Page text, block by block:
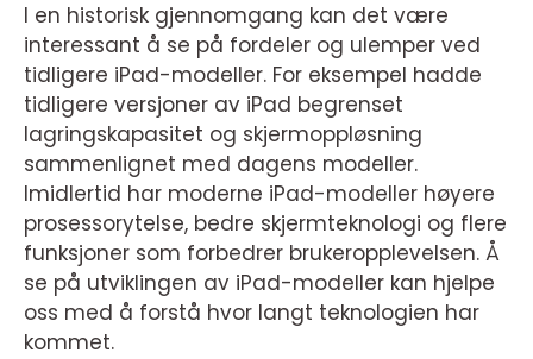
I en historisk gjennomgang kan det være
interessant å se på fordeler og ulemper ved
tidligere iPad-modeller. For eksempel hadde
tidligere versjoner av iPad begrenset
lagringskapasitet og skjermoppløsning
sammenlignet med dagens modeller.
Imidlertid har moderne iPad-modeller høyere
prosessorytelse, bedre skjermteknologi og flere
funksjoner som forbedrer brukeropplevelsen. Å
se på utviklingen av iPad-modeller kan hjelpe
oss med å forstå hvor langt teknologien har
kommet.